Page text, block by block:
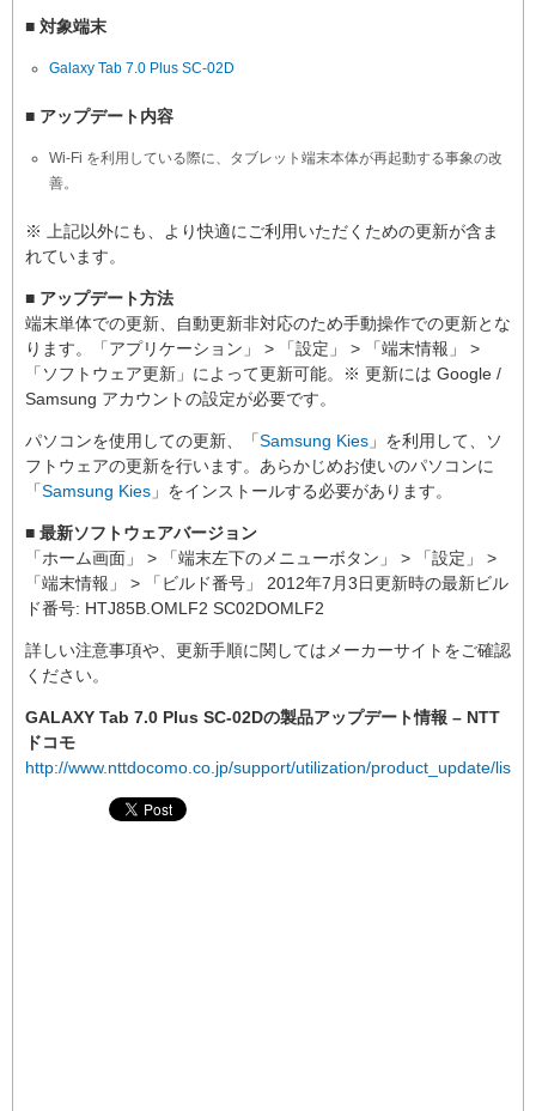
■ 対象端末
Galaxy Tab 7.0 Plus SC-02D
■ アップデート内容
Wi-Fi を利用している際に、タブレット端末本体が再起動する事象の改
善。
※ 上記以外にも、より快適にご利用いただくための更新が含ま
れています。
■ アップデート方法
端末単体での更新、自動更新非対応のため手動操作での更新とな
ります。「アプリケーション」 > 「設定」 > 「端末情報」 >
「ソフトウェア更新」によって更新可能。※ 更新には Google /
Samsung アカウントの設定が必要です。
パソコンを使用しての更新、「Samsung Kies 」を利用して、ソ
フトウェアの更新を行います。あらかじめお使いのパソコンに
「Samsung Kies 」をインストールする必要があります。
■ 最新ソフトウェアバージョン
「ホーム画面」 > 「端末左下のメニューボタン」 > 「設定」 >
「端末情報」 > 「ビルド番号」 2012年7月3日更新時の最新ビル
ド番号: HTJ85B.OMLF2 SC02DOMLF2
詳しい注意事項や、更新手順に関してはメーカーサイトをご確認
ください。
GALAXY Tab 7.0 Plus SC-02Dの製品アップデート情報 – NTT
ドコモ
http://www.nttdocomo.co.jp/support/utilization/product_update/list/